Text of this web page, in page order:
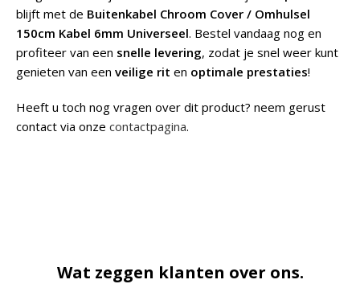
blijft met de Buitenkabel Chroom Cover / Omhulsel
150cm Kabel 6mm Universeel. Bestel vandaag nog en
profiteer van een snelle levering, zodat je snel weer kunt
genieten van een veilige rit en optimale prestaties!
Heeft u toch nog vragen over dit product? neem gerust
contact via onze contactpagina.
Wat zeggen klanten over ons.